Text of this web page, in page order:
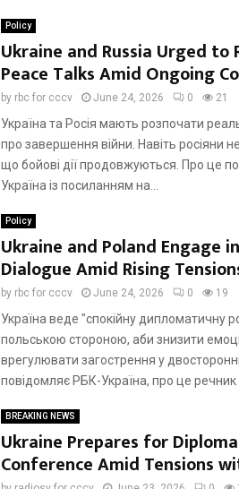
Policy
Ukraine and Russia Urged to
Peace Talks Amid Ongoing
by rbc for cccv June 24, 2026 0 21
Україна та Росія мають розпочати
про завершення війни. Навіть росіяни
що бойові дії продовжуються. Про це
Україна із посиланням на...
Policy
Ukraine and Poland Engage
Dialogue Amid Rising
by rbc for cccv June 24, 2026 0 19
Україна веде "спокійну дипломатичну
польською стороною, аби знизити
врегулювати загострення у
повідомляє РБК-Україна, про це речник
BREAKING NEWS
Ukraine Prepares for
Conference Amid Tensions